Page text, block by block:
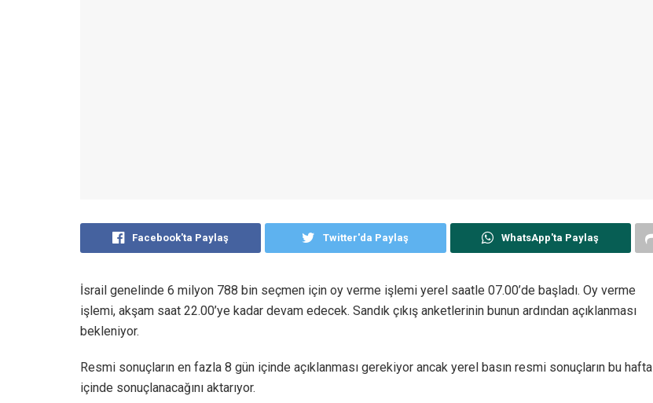
Facebook'ta Paylaş Twitter'da Paylaş WhatsApp'ta Paylaş
İsrail genelinde 6 milyon 788 bin seçmen için oy verme işlemi yerel saatle 07.00’de başladı. Oy verme
işlemi, akşam saat 22.00’ye kadar devam edecek. Sandık çıkış anketlerinin bunun ardından açıklanması
bekleniyor.
Resmi sonuçların en fazla 8 gün içinde açıklanması gerekiyor ancak yerel basın resmi sonuçların bu hafta
içinde sonuçlanacağını aktarıyor.